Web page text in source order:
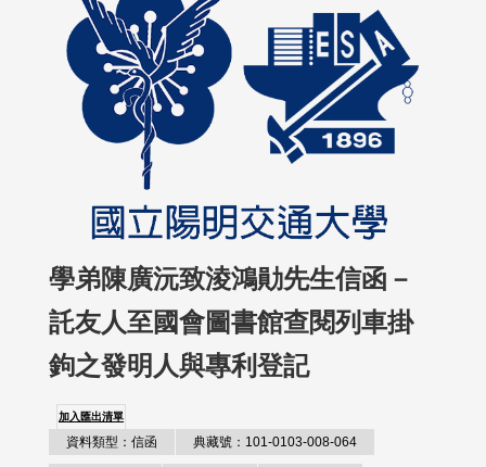
學弟陳廣沅致淩鴻勛先生信函－
託友人至國會圖書館查閱列車掛
鉤之發明人與專利登記
加入匯出清單
資料類型：信函 典藏號：101-0103-008-064